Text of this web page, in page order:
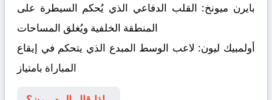
بايرن ميونخ: القلب الدفاعي الذي يُحكم السيطرة على
المنطقة الخلفية ويُغلق المساحات
أولمبيك ليون: لاعب الوسط المبدع الذي يتحكم في إيقاع
المباراة بامتياز